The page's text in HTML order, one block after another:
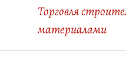
Торговля
материалами